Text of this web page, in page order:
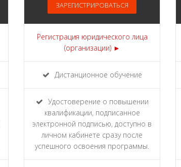
ЗАРЕГИСТРИРОВАТЬСЯ
Регистрация юридического лица
(организации) ►
Дистанционное обучение
Удостоверение о повышении
квалификации, подписанное
электронной подписью, доступно в
личном кабинете сразу после
успешного освоения программы.